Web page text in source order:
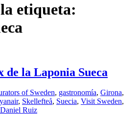
etiqueta:
la Laponia Sueca
of Sweden, gastronomía, Girona,
, Skellefteå, Suecia, Visit Sweden,
Daniel Ruiz